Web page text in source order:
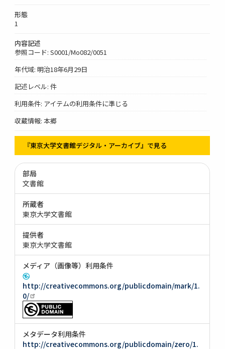
形態
1
内容記述
参照コード: S0001/Mo082/0051
年代域: 明治18年6月29日
記述レベル: 件
利用条件: アイテムの利用条件に準じる
収蔵情報: 本郷
『東京大学文書館デジタル・アーカイブ』で見る
部局
文書館
所蔵者
東京大学文書館
提供者
東京大学文書館
メディア（画像等）利用条件
http://creativecommons.org/publicdomain/mark/1.
0/
メタデータ利用条件
http://creativecommons.org/publicdomain/zero/1.